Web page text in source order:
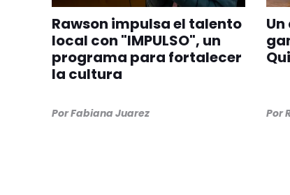
Rawson impulsa el talento
local con "IMPULSO", un
programa para fortalecer
la cultura
PorFabiana Juarez Por